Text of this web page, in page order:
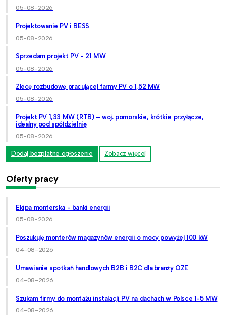
05-08-2026
Projektowanie PV i BESS
05-08-2026
Sprzedam projekt PV - 21 MW
05-08-2026
Zlecę rozbudowę pracującej farmy PV o 1,52 MW
05-08-2026
Projekt PV 1,33 MW (RTB) – woj. pomorskie, krótkie przyłącze,
idealny pod spółdzielnię
05-08-2026
Dodaj bezpłatne ogłoszenie Zobacz więcej
Oferty pracy
Ekipa monterska - banki energii
05-08-2026
Poszukuję monterów magazynów energii o mocy powyżej 100 kW
04-08-2026
Umawianie spotkań handlowych B2B i B2C dla branży OZE
04-08-2026
Szukam firmy do montażu instalacji PV na dachach w Polsce 1-5 MW
04-08-2026